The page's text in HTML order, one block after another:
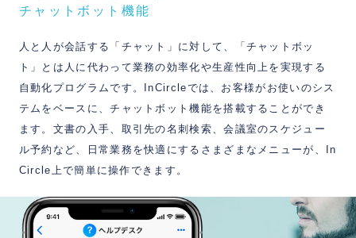
チャットボット機能
人と人が会話する「チャット」に対して、「チャットボッ
ト」とは人に代わって業務の効率化や生産性向上を実現する
自動化プログラムです。InCircleでは、お客様がお使いのシス
テムをベースに、チャットボット機能を搭載することができ
ます。文書の入手、取引先の名刺検索、会議室のスケジュー
ル予約など、日常業務を快適にするさまざまなメニューが、In
Circle上で簡単に操作できます。